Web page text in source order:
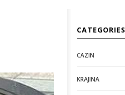
CATEGORIES
CAZIN
KRAJINA